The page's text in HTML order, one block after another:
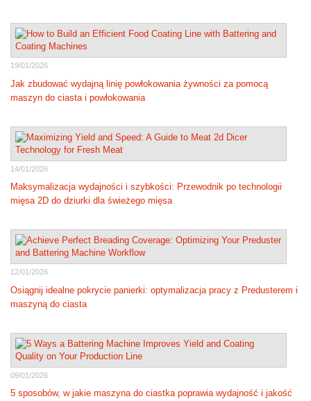
19/01/2026
Jak zbudować wydajną linię powłokowania żywności za pomocą
maszyn do ciasta i powłokowania
14/01/2026
Maksymalizacja wydajności i szybkości: Przewodnik po technologii
mięsa 2D do dziurki dla świeżego mięsa
12/01/2026
Osiągnij idealne pokrycie panierki: optymalizacja pracy z Predusterem i
maszyną do ciasta
09/01/2026
5 sposobów, w jakie maszyna do ciastka poprawia wydajność i jakość